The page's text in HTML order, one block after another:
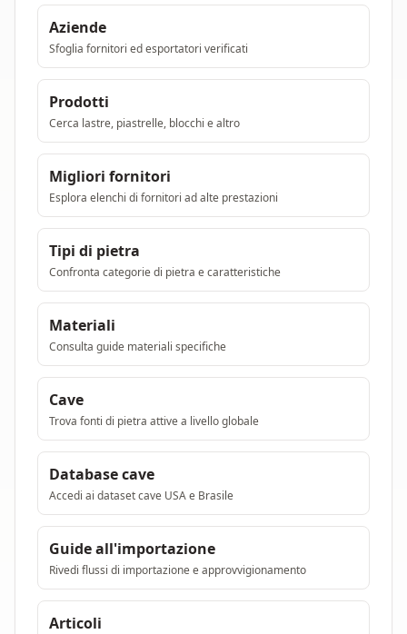
Aziende
Sfoglia fornitori ed esportatori verificati
Prodotti
Cerca lastre, piastrelle, blocchi e altro
Migliori fornitori
Esplora elenchi di fornitori ad alte prestazioni
Tipi di pietra
Confronta categorie di pietra e caratteristiche
Materiali
Consulta guide materiali specifiche
Cave
Trova fonti di pietra attive a livello globale
Database cave
Accedi ai dataset cave USA e Brasile
Guide all'importazione
Rivedi flussi di importazione e approvvigionamento
Articoli